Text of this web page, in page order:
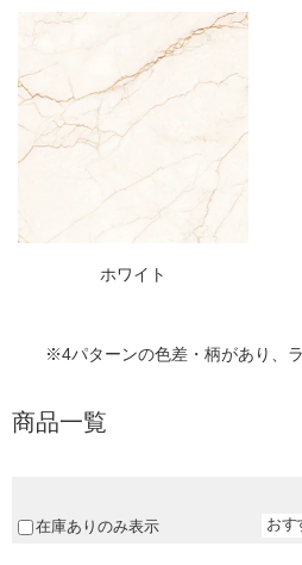
ホワイト
※4パターンの色差・柄があり、
商品一覧
在庫ありのみ表示